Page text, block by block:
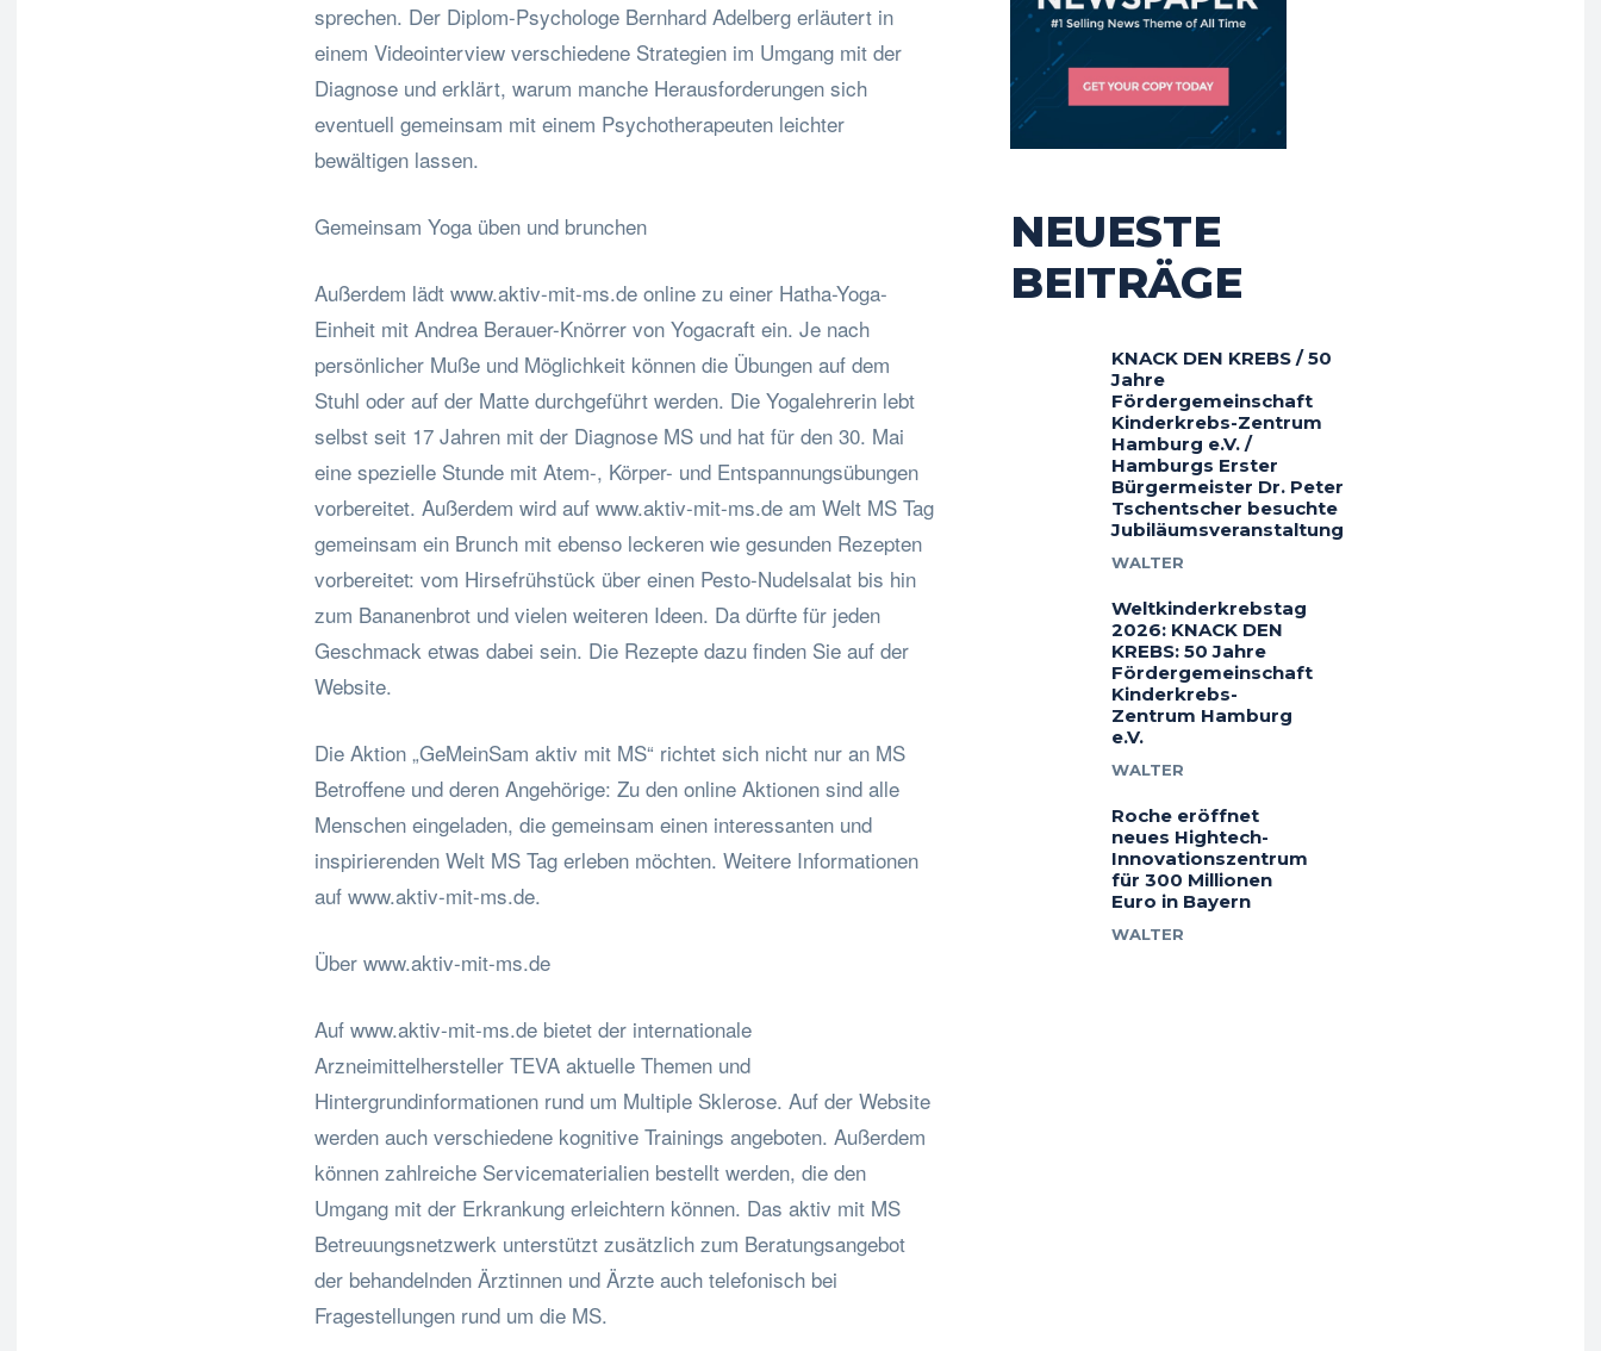
sprechen. Der Diplom-Psychologe Bernhard Adelberg erläutert in
einem Videointerview verschiedene Strategien im Umgang mit der
Diagnose und erklärt, warum manche Herausforderungen sich
eventuell gemeinsam mit einem Psychotherapeuten leichter
bewältigen lassen.
Gemeinsam Yoga üben und brunchen
Außerdem lädt www.aktiv-mit-ms.de online zu einer Hatha-Yoga-
Einheit mit Andrea Berauer-Knörrer von Yogacraft ein. Je nach
persönlicher Muße und Möglichkeit können die Übungen auf dem
Stuhl oder auf der Matte durchgeführt werden. Die Yogalehrerin lebt
selbst seit 17 Jahren mit der Diagnose MS und hat für den 30. Mai
eine spezielle Stunde mit Atem-, Körper- und Entspannungsübungen
vorbereitet. Außerdem wird auf www.aktiv-mit-ms.de am Welt MS Tag
gemeinsam ein Brunch mit ebenso leckeren wie gesunden Rezepten
vorbereitet: vom Hirsefrühstück über einen Pesto-Nudelsalat bis hin
zum Bananenbrot und vielen weiteren Ideen. Da dürfte für jeden
Geschmack etwas dabei sein. Die Rezepte dazu finden Sie auf der
Website.
Die Aktion „GeMeinSam aktiv mit MS“ richtet sich nicht nur an MS
Betroffene und deren Angehörige: Zu den online Aktionen sind alle
Menschen eingeladen, die gemeinsam einen interessanten und
inspirierenden Welt MS Tag erleben möchten. Weitere Informationen
auf www.aktiv-mit-ms.de.
Über www.aktiv-mit-ms.de
Auf www.aktiv-mit-ms.de bietet der internationale
Arzneimittelhersteller TEVA aktuelle Themen und
Hintergrundinformationen rund um Multiple Sklerose. Auf der Website
werden auch verschiedene kognitive Trainings angeboten. Außerdem
können zahlreiche Servicematerialien bestellt werden, die den
Umgang mit der Erkrankung erleichtern können. Das aktiv mit MS
Betreuungsnetzwerk unterstützt zusätzlich zum Beratungsangebot
der behandelnden Ärztinnen und Ärzte auch telefonisch bei
Fragestellungen rund um die MS.
NEUESTE
BEITRÄGE
KNACK DEN KREBS / 50
Jahre
Fördergemeinschaft
Kinderkrebs-Zentrum
Hamburg e.V. /
Hamburgs Erster
Bürgermeister Dr. Peter
Tschentscher besuchte
Jubiläumsveranstaltung
WALTER
Weltkinderkrebstag
2026: KNACK DEN
KREBS: 50 Jahre
Fördergemeinschaft
Kinderkrebs-
Zentrum Hamburg
e.V.
WALTER
Roche eröffnet
neues Hightech-
Innovationszentrum
für 300 Millionen
Euro in Bayern
WALTER